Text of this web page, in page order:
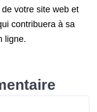
votre site web et
contribuera à sa
ligne.